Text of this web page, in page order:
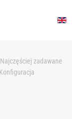
Najczęściej zadawane
Konfiguracja